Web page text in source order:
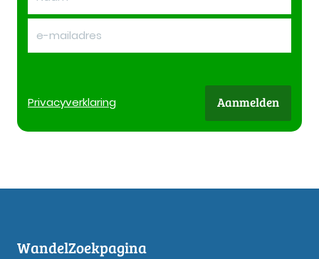
Privacyverklaring Aanmelden
WandelZoekpagina